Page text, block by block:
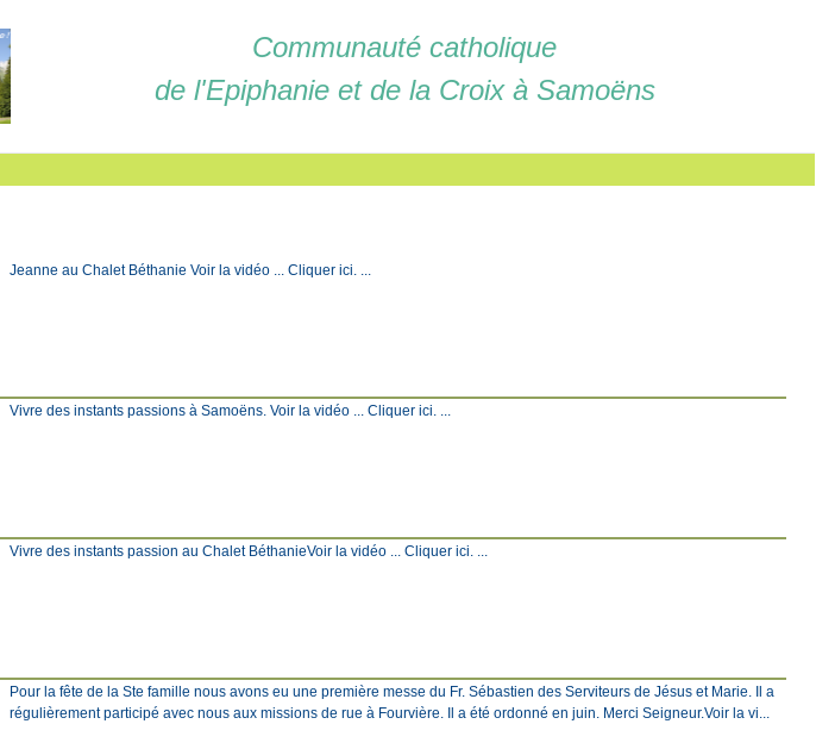
Communauté catholique
de l'Epiphanie et de la Croix à Samoëns
Jeanne au Chalet Béthanie Voir la vidéo ... Cliquer ici. ...
Vivre des instants passions à Samoëns. Voir la vidéo ... Cliquer ici. ...
Vivre des instants passion au Chalet BéthanieVoir la vidéo ... Cliquer ici. ...
Pour la fête de la Ste famille nous avons eu une première messe du Fr. Sébastien des Serviteurs de Jésus et Marie. Il a
régulièrement participé avec nous aux missions de rue à Fourvière. Il a été ordonné en juin. Merci Seigneur.Voir la vi...